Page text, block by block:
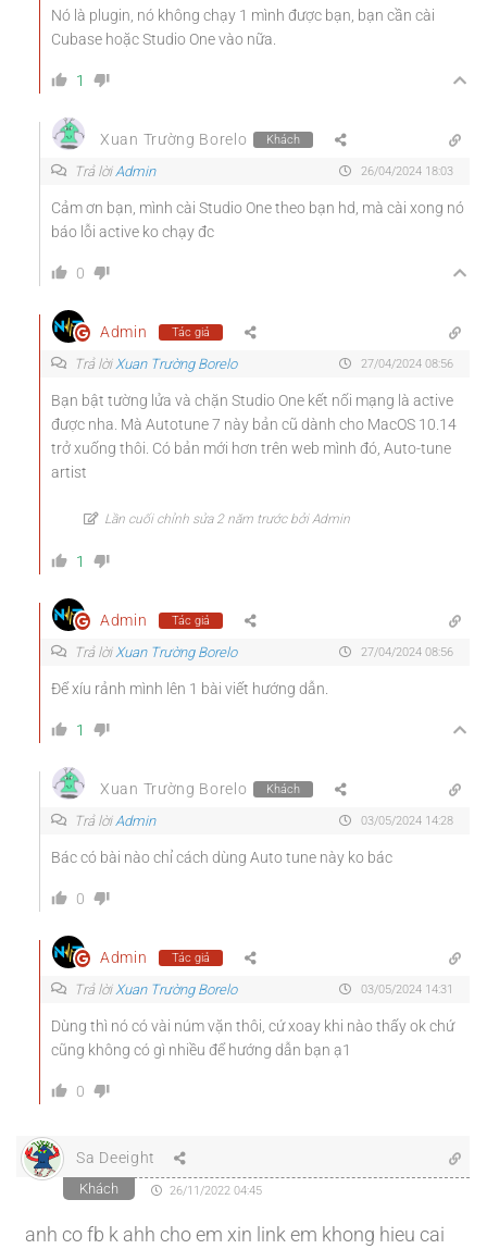
Nó là plugin, nó không chạy 1 mình được bạn, bạn cần cài
Cubase hoặc Studio One vào nữa.
1
Xuan Trường Borelo Khách
Trả lời Admin 26/04/2024 18:03
Cảm ơn bạn, mình cài Studio One theo bạn hd, mà cài xong nó
báo lỗi active ko chạy đc
0
Admin Tác giả
Trả lời Xuan Trường Borelo 27/04/2024 08:56
Bạn bật tường lửa và chặn Studio One kết nối mạng là active
được nha. Mà Autotune 7 này bản cũ dành cho MacOS 10.14
trở xuống thôi. Có bản mới hơn trên web mình đó, Auto-tune
artist
Lần cuối chỉnh sửa 2 năm trước bởi Admin
1
Admin Tác giả
Trả lời Xuan Trường Borelo 27/04/2024 08:56
Để xíu rảnh mình lên 1 bài viết hướng dẫn.
1
Xuan Trường Borelo Khách
Trả lời Admin 03/05/2024 14:28
Bác có bài nào chỉ cách dùng Auto tune này ko bác
0
Admin Tác giả
Trả lời Xuan Trường Borelo 03/05/2024 14:31
Dùng thì nó có vài núm vặn thôi, cứ xoay khi nào thấy ok chứ
cũng không có gì nhiều để hướng dẫn bạn ạ1
0
Sa Deeight
Khách 26/11/2022 04:45
anh co fb k ahh cho em xin link em khong hieu cai